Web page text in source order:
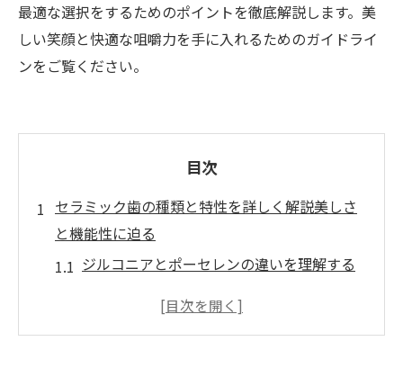
最適な選択をするためのポイントを徹底解説します。美
しい笑顔と快適な咀嚼力を手に入れるためのガイドライ
ンをご覧ください。
目次
セラミック歯の種類と特性を詳しく解説美しさ
と機能性に迫る
ジルコニアとポーセレンの違いを理解する
審美性に優れたセラミック素材とは